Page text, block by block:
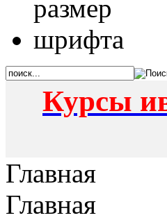
Курсы
Главная
Главная